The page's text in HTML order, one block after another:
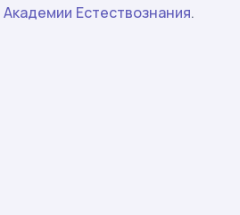
Естествознания.